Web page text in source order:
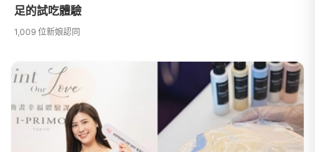
足的試吃體驗
1,009 位新娘認同